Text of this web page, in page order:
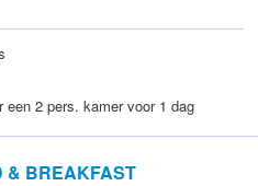
een 2 pers. kamer voor 1 dag
& BREAKFAST